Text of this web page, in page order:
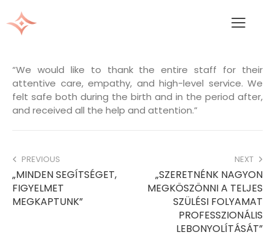
“We would like to thank the entire staff for their
attentive care, empathy, and high-level service. We
felt safe both during the birth and in the period after,
and received all the help and attention.”
PREVIOUS
„MINDEN SEGÍTSÉGET,
FIGYELMET
MEGKAPTUNK”
NEXT
„SZERETNÉNK NAGYON
MEGKÖSZÖNNI A TELJES
SZÜLÉSI FOLYAMAT
PROFESSZIONÁLIS
LEBONYOLÍTÁSÁT”